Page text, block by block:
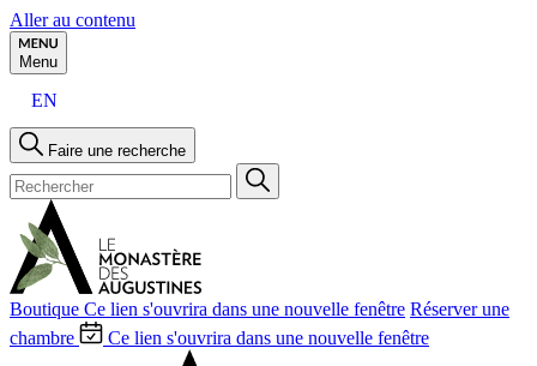
Aller au contenu
Menu
EN
Faire une recherche
Boutique Ce lien s'ouvrira dans une nouvelle fenêtre Réserver une
chambre
Ce lien s'ouvrira dans une nouvelle fenêtre